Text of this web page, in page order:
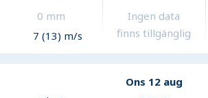
0 mm
7 (13) m/s
Ingen data
finns tillgänglig
Ons 12 aug